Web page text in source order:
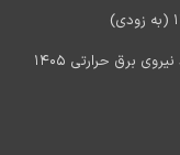
آخرین اخبار استخدام شرکت مادر تخصصی تولید نیروی برق حرارتی 1405